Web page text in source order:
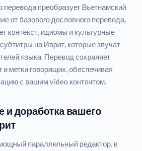
перевода преобразует Вьетнамский
от базового дословного перевода,
контекст, идиомы и культурные
на Иврит, которые звучат
языка. Перевод сохраняет
и метки говорящих, обеспечивая
с вашим video контентом.
и доработка вашего
параллельный редактор, в